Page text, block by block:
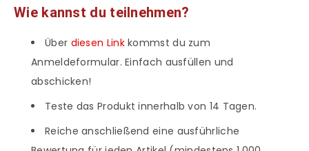
Wie kannst du teilnehmen?
Über diesen Linkkommst du zum
Anmeldeformular. Einfach ausfüllen und
abschicken!
Teste das Produkt innerhalb von 14 Tagen.
Reiche anschließend eine ausführliche